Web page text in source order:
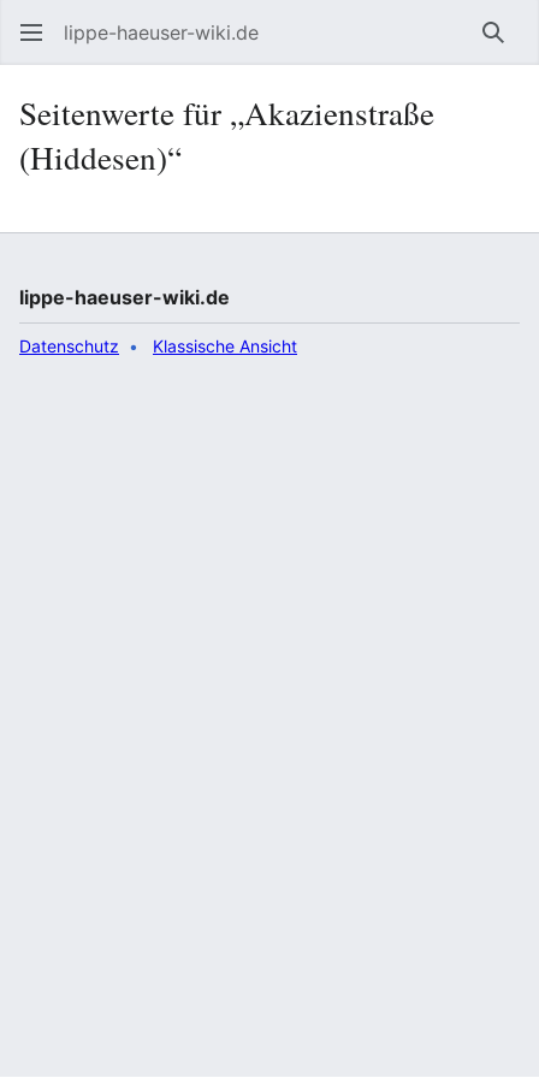
lippe-haeuser-wiki.de
Seitenwerte für „Akazienstraße
(Hiddesen)“
lippe-haeuser-wiki.de
Datenschutz Klassische Ansicht